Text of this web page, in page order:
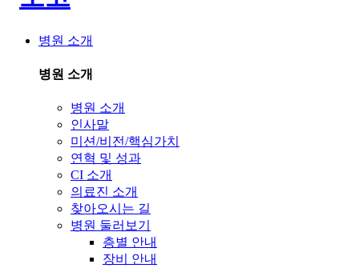
병원 소개
병원 소개
병원 소개
인사말
미션/비전/핵심가치
연혁 및 성과
CI 소개
의료진 소개
찾아오시는 길
병원 둘러보기
층별 안내
장비 안내